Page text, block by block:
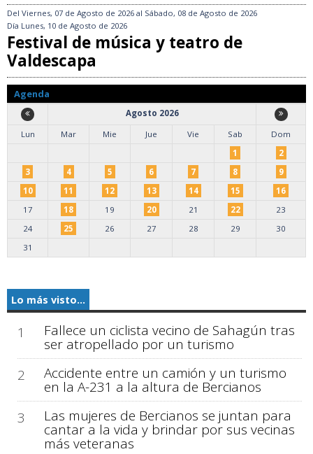
Del Viernes, 07 de Agosto de 2026 al Sábado, 08 de Agosto de 2026
Día Lunes, 10 de Agosto de 2026
Festival de música y teatro de
Valdescapa
Agenda
Agosto 2026
Lun
Mar Mie Jue Vie Sab
Dom
1
2
3
4 5 6 7 8
9
10
11 12 13 14 15
16
17
18 19 20 21 22
23
24
25 26 27 28 29
30
31
Lo más visto...
1 Fallece un ciclista vecino de Sahagún tras
ser atropellado por un turismo
2
Accidente entre un camión y un turismo
en la A-231 a la altura de Bercianos
3
Las mujeres de Bercianos se juntan para
cantar a la vida y brindar por sus vecinas
más veteranas